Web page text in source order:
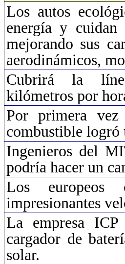
Los autos
energía y
mejorando sus
aerodinámicos,
Cubrirá la
kilómetros por
Por primera
combustible
Ingenieros del
podría hacer un
Los europeos
impresionantes
La empresa
cargador de
solar.